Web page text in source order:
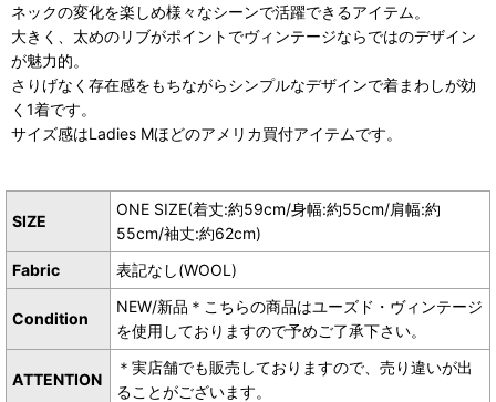
ネックの変化を楽しめ様々なシーンで活躍できるアイテム。
大きく、太めのリブがポイントでヴィンテージならではのデザイン
が魅力的。
さりげなく存在感をもちながらシンプルなデザインで着まわしが効
く1着です。
サイズ感はLadies Mほどのアメリカ買付アイテムです。
SIZE
ONE SIZE(着丈:約59cm/身幅:約55cm/肩幅:約
55cm/袖丈:約62cm)
Fabric
表記なし(WOOL)
Condition
NEW/新品＊こちらの商品はユーズド・ヴィンテージ
を使用しておりますので予めご了承下さい。
ATTENTION
＊実店舗でも販売しておりますので、売り違いが出
ることがございます。